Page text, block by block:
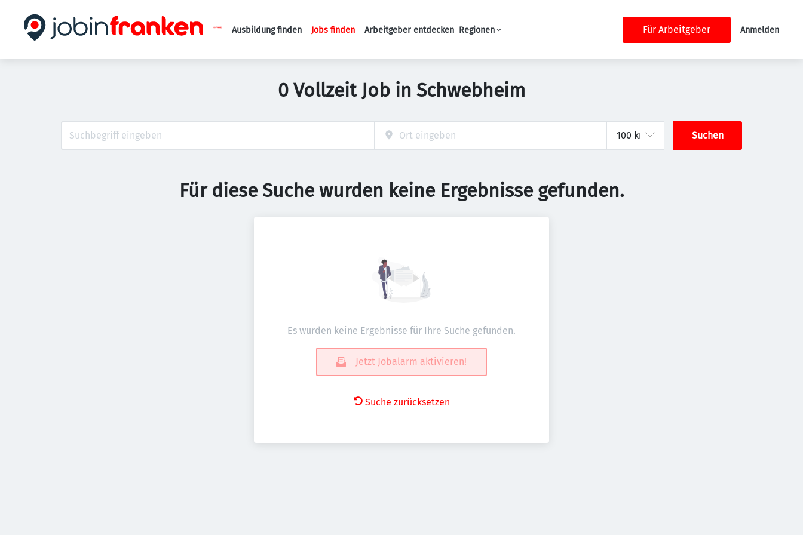
Haupt-Navigation
Ausbildung finden Jobs finden Arbeitgeber entdecken Regionen Für Arbeitgeber Anmelden
0 Vollzeit Job in Schwebheim
Suchen
Für diese Suche wurden keine Ergebnisse gefunden.
Es wurden keine Ergebnisse für Ihre Suche gefunden.
Jetzt Jobalarm aktivieren!
Suche zurücksetzen